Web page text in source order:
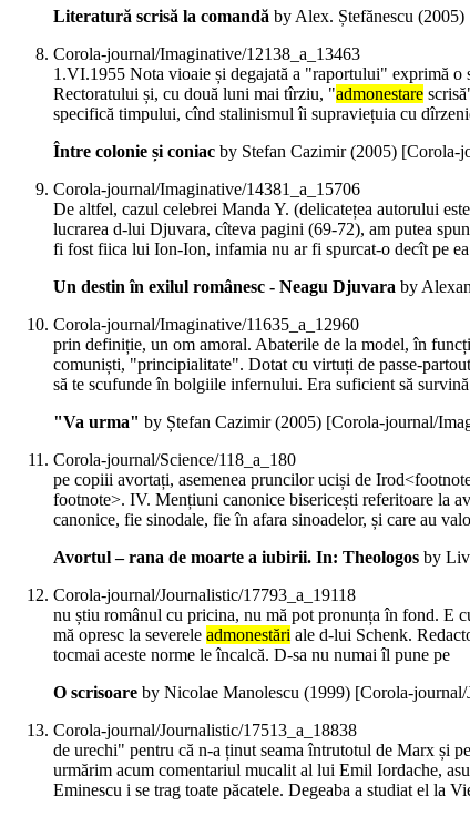
Literatură scrisă la comandă by Alex. Ștefănescu (2005)
Corola-journal/Imaginative/12138_a_13463
1.VI.1955 Nota vioaie și degajată a "raportului" exprimă o
Rectoratului și, cu două luni mai tîrziu, "admonestare
specifică timpului, cînd stalinismul îi supraviețuia cu
Între colonie și coniac by Stefan Cazimir (2005) [Corola-
Corola-journal/Imaginative/14381_a_15706
De altfel, cazul celebrei Manda Y. (delicatețea autorului
lucrarea d-lui Djuvara, cîteva pagini (69-72), am putea
fi fost fiica lui Ion-Ion, infamia nu ar fi spurcat-o decît pe
Un destin în exilul românesc - Neagu Djuvara by
Corola-journal/Imaginative/11635_a_12960
prin definiție, un om amoral. Abaterile de la model, în
comuniști, "principialitate". Dotat cu virtuți de passe-
să te scufunde în bolgiile infernului. Era suficient să
"Va urma" by Ștefan Cazimir (2005) [Corola-journal/
Corola-journal/Science/118_a_180
pe copiii avortați, asemenea pruncilor uciși de
footnote>. IV. Mențiuni canonice bisericești referitoare la
canonice, fie sinodale, fie în afara sinoadelor, și care au
Avortul – rana de moarte a iubirii. In: Theologos by
Corola-journal/Journalistic/17793_a_19118
nu știu românul cu pricina, nu mă pot pronunța în fond. E
mă opresc la severele admonestări ale d-lui Schenk.
tocmai aceste norme le încalcă. D-sa nu numai îl pune pe
O scrisoare by Nicolae Manolescu (1999) [Corola-
Corola-journal/Journalistic/17513_a_18838
de urechi" pentru că n-a ținut seama întrutotul de Marx și
urmărim acum comentariul mucalit al lui Emil Iordache,
Eminescu i se trag toate păcatele. Degeaba a studiat el la